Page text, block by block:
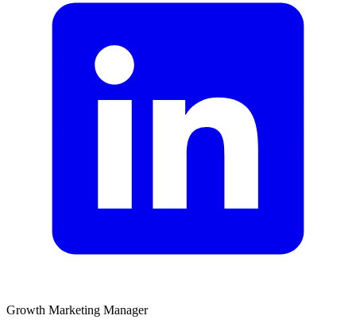
Growth Marketing Manager